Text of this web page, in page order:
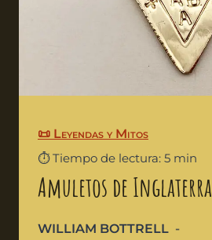
📜 Leyendas y Mitos
⏱️ Tiempo de lectura: 5 min
Amuletos de Inglaterra
WILLIAM BOTTRELL